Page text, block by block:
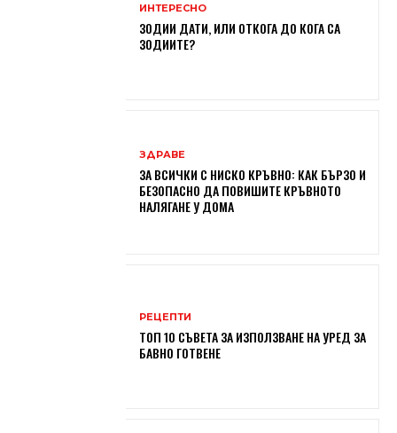
ИНТЕРЕСНО
ЗОДИИ ДАТИ, ИЛИ ОТКОГА ДО КОГА СА
ЗОДИИТЕ?
ЗДРАВЕ
ЗА ВСИЧКИ С НИСКО КРЪВНО: КАК БЪРЗО И
БЕЗОПАСНО ДА ПОВИШИТЕ КРЪВНОТО
НАЛЯГАНЕ У ДОМА
РЕЦЕПТИ
ТОП 10 СЪВЕТА ЗА ИЗПОЛЗВАНЕ НА УРЕД ЗА
БАВНО ГОТВЕНЕ